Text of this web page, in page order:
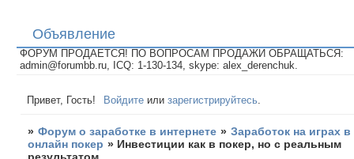
Объявление
ФОРУМ ПРОДАЕТСЯ! ПО ВОПРОСАМ ПРОДАЖИ ОБРАЩАТЬСЯ:
admin@forumbb.ru, ICQ: 1-130-134, skype: alex_derenchuk.
Привет, Гость! Войдите илизарегистрируйтесь
» Форум о заработке в интернете » Заработок на играх в
онлайн покер » Инвестиции как в покер, но с реальным